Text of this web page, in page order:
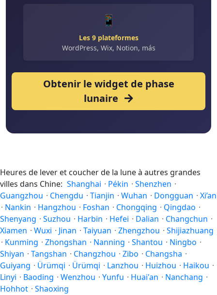
📱
Les 9 plateformes
WordPress, Wix, Notion, más
Obtenir le widget de phase
lunaire
Heures de lever et coucher de la lune à autres grandes
villes dans Chine: Shanghai · Pékin · Shenzhen ·
Guangzhou · Chengdu · Tianjin · Wuhan · Dongguan · Xi’an
· Nankin · Hangzhou · Foshan · Chongqing · Qingdao ·
Shenyang · Suzhou · Harbin · Hefei · Dalian · Changchun ·
Xiamen · Wuxi · Jinan · Taiyuan · Zhengzhou · Shijiazhuang
· Kunming · Zhongshan · Nanning · Shantou · Ningbo ·
Shiyan · Tangshan · Changzhou · Zibo · Changsha ·
Guiyang · Ürümqi · Ürümqi · Lanzhou · Huizhou · Haikou ·
Linyi · Baoding · Wenzhou · Yunfu · Huai'an · Nanchang ·
Hohhot · Shaoxing